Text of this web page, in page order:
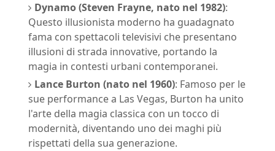
Dynamo (Steven Frayne, nato nel 1982):
Questo illusionista moderno ha guadagnato
fama con spettacoli televisivi che presentano
illusioni di strada innovative, portando la
magia in contesti urbani contemporanei.
Lance Burton (nato nel 1960): Famoso per le
sue performance a Las Vegas, Burton ha unito
l'arte della magia classica con un tocco di
modernità, diventando uno dei maghi più
rispettati della sua generazione.